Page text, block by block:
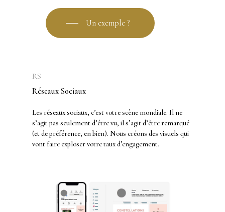
Un exemple ?
RS
Réseaux Sociaux
Les réseaux sociaux, c’est votre scène mondiale. Il ne
s’agit pas seulement d’être vu, il s’agit d’être remarqué
(et de préférence, en bien). Nous créons des visuels qui
vont faire exploser votre taux d’engagement.